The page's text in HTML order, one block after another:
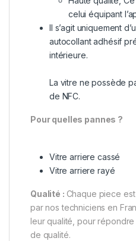
celui équipant
Il s’agit uniquement
autocollant adhésif
intérieure.
La vitre ne possède
de NFC.
Pour quelles pannes ?
Vitre arriere cassé
Vitre arriere rayé
Qualité : Chaque piece
par nos techniciens en
leur qualité, pour
de qualité.